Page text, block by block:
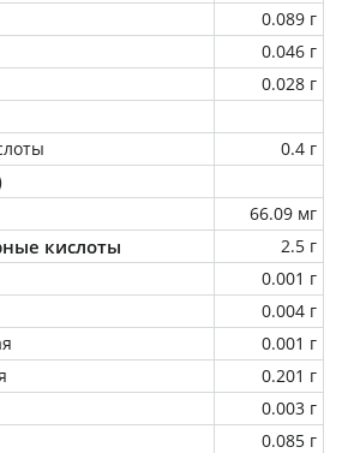
0.089 г
0.046 г
0.028 г
0.4 г
66.09 мг
кислоты
2.5 г
0.001 г
0.004 г
0.001 г
0.201 г
0.003 г
0.085 г